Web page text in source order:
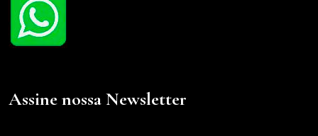
Assine nossa Newsletter